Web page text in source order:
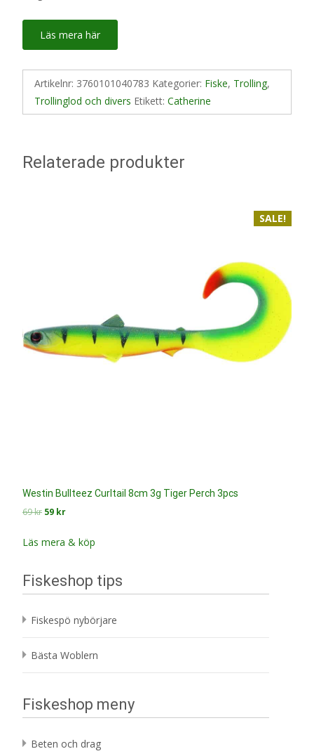
Läs mera här
Artikelnr: 3760101040783 Kategorier: Fiske, Trolling,
Trollinglod och divers Etikett: Catherine
Relaterade produkter
SALE!
Westin Bullteez Curltail 8cm 3g Tiger Perch 3pcs
69kr Det
priset
59 krDet
priset
Läs mera & köp
Fiskeshop tips
Fiskespö nybörjare
Bästa Woblern
Fiskeshop meny
Beten och drag